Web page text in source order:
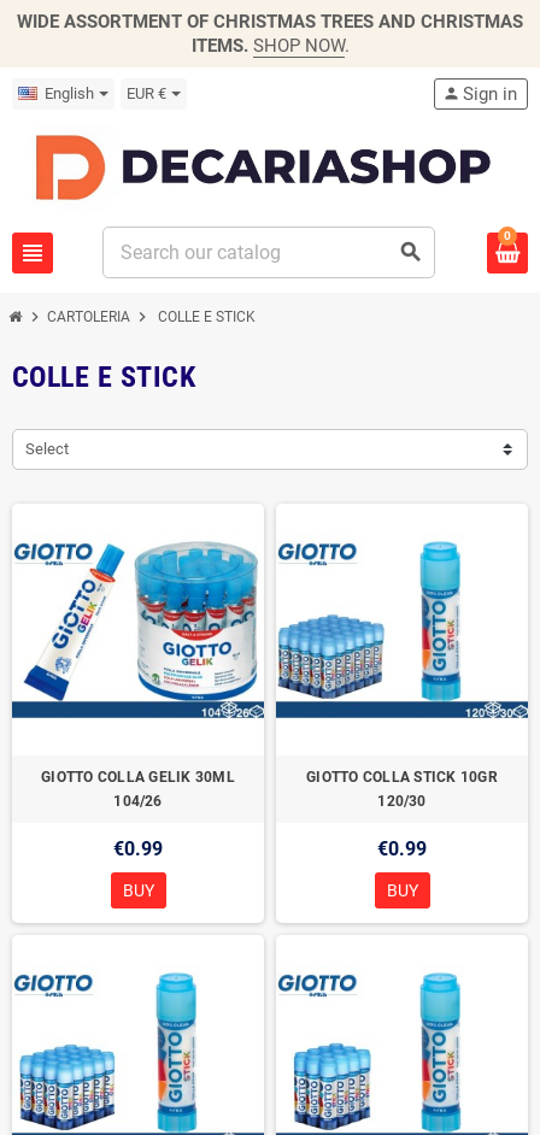
WIDE ASSORTMENT OF CHRISTMAS TREES AND CHRISTMAS
ITEMS. SHOP NOW.
English EUR €
view_headline search
person Sign in
0
chevron_right CARTOLERIA chevron_right COLLE E STICK
COLLE E STICK
Select
GIOTTO COLLA GELIK 30ML
104/26
€0.99
BUY
GIOTTO COLLA STICK 10GR
120/30
€0.99
BUY